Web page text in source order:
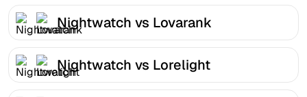
Nightwatch vs Lovarank
Nightwatch vs Lorelight